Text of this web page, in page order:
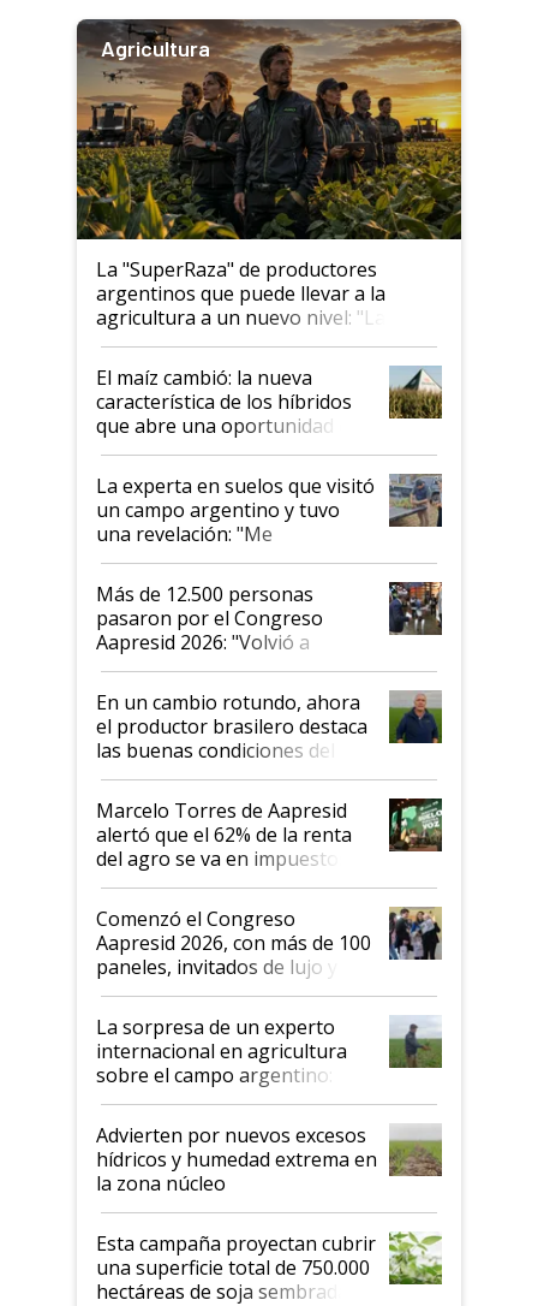
Agricultura
La "SuperRaza" de productores
argentinos que puede llevar a la
agricultura a un nuevo nivel: "Las
posibilidades de crecimiento son
infinitas"
El maíz cambió: la nueva
característica de los híbridos
que abre una oportunidad en
el lote
La experta en suelos que visitó
un campo argentino y tuvo
una revelación: "Me
impresionó mucho"
Más de 12.500 personas
pasaron por el Congreso
Aapresid 2026: "Volvió a
demostrar que hablar del
suelo es hablar de todo el
sistema productivo"
En un cambio rotundo, ahora
el productor brasilero destaca
las buenas condiciones del
agro argentino para invertir:
"Los veo más motivados"
Marcelo Torres de Aapresid
alertó que el 62% de la renta
del agro se va en impuestos:
"No es bueno que en
Argentina se sigan discutiendo
las mismas cosas de hace 50
años"
Comenzó el Congreso
Aapresid 2026, con más de 100
paneles, invitados de lujo y
todas las tendencias
La sorpresa de un experto
internacional en agricultura
sobre el campo argentino:
"Estoy muy impresionado"
Advierten por nuevos excesos
hídricos y humedad extrema en
la zona núcleo
Esta campaña proyectan cubrir
una superficie total de 750.000
hectáreas de soja sembradas